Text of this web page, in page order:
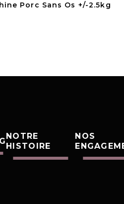
Porc Sans Os +/-2.5kg
NOTRE
HISTOIRE
NOS